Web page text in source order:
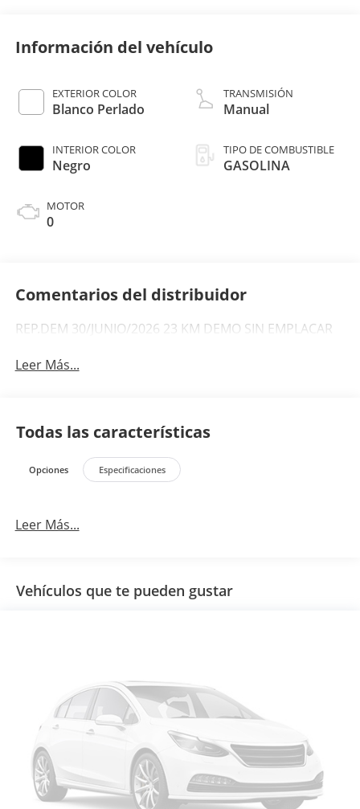
Información del vehículo
EXTERIOR COLOR
Blanco Perlado
INTERIOR COLOR
Negro
MOTOR
0
TRANSMISIÓN
Manual
TIPO DE COMBUSTIBLE
GASOLINA
Comentarios del distribuidor
REP.DEM 30/JUNIO/2026 23 KM DEMO SIN EMPLACAR
Leer Más...
Todas las características
Opciones Especificaciones
Leer Más...
Vehículos que te pueden gustar